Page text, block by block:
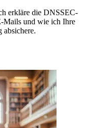
erkläre die DNSSEC-
Mails und wie ich Ihre
absichere.